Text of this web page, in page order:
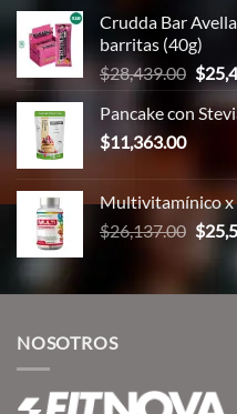
Crudda Bar
barritas (40g)
$28,439.00 El
precio
$
Pancake con
$11,363.00
Multivitamínico x
$26,137.00 El
era:
$
NOSOTROS